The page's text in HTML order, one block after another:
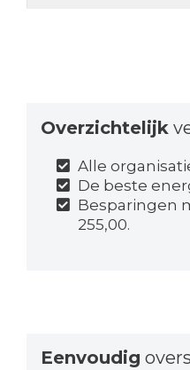
Overzichtelijk
Alle
De beste
Besparingen
255,00.
Eenvoudig